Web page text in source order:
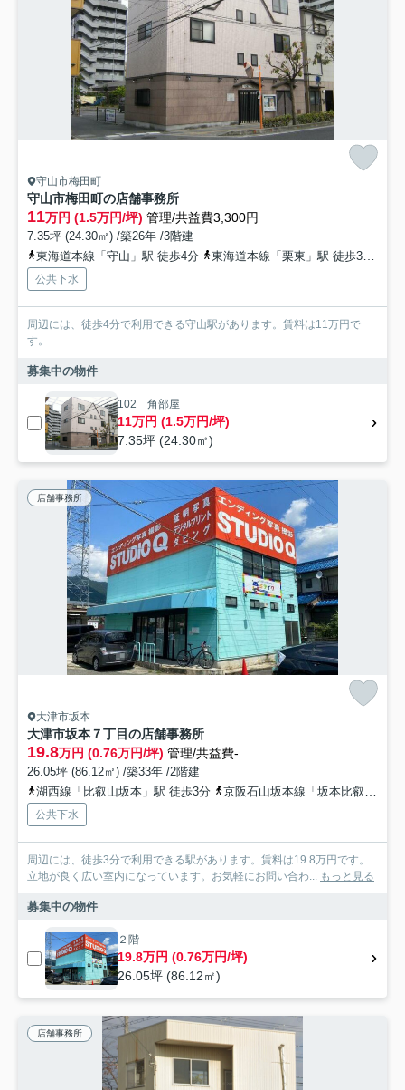
守山市梅田町
守山市梅田町の店舗事務所
11万円 (1.5万円/坪) 管理/共益費3,300円
7.35坪 (24.30㎡) /築26年 /3階建
東海道本線「守山」駅 徒歩4分
東海道本線「栗東」駅 徒歩31分
公共下水
周辺には、徒歩4分で利用できる守山駅があります。賃料は11万円で
す。
募集中の物件
102 角部屋
11万円 (1.5万円/坪)
7.35坪 (24.30㎡)
店舗事務所
大津市坂本
大津市坂本７丁目の店舗事務所
19.8万円 (0.76万円/坪) 管理/共益費-
26.05坪 (86.12㎡) /築33年 /2階建
湖西線「比叡山坂本」駅 徒歩3分
京阪石山坂本線「坂本比叡山口」駅 徒歩8分
公共下水
周辺には、徒歩3分で利用できる駅があります。賃料は19.8万円です。
立地が良く広い室内になっています。お気軽にお問い合わ... もっと見る
募集中の物件
２階
19.8万円 (0.76万円/坪)
26.05坪 (86.12㎡)
店舗事務所